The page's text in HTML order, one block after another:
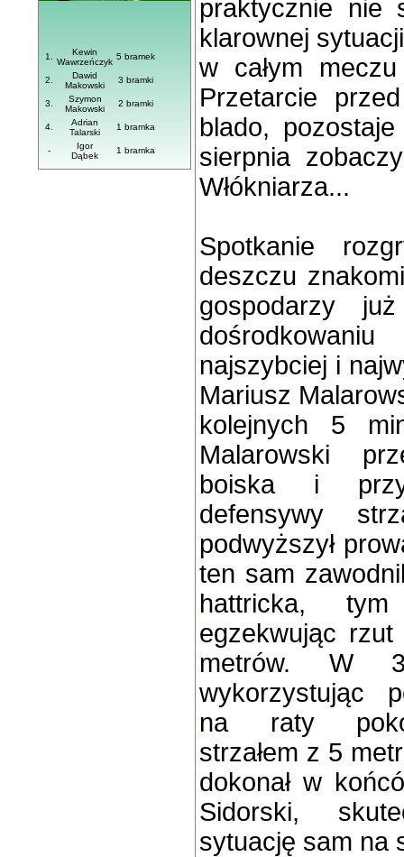
1.
Kewin
Wawrzeńczyk
5 bramek
2.
Dawid
Makowski
3 bramki
3.
Szymon
Makowski
2 bramki
4.
Adrian
Talarski
1 bramka
-
Igor
Dąbek
1 bramka
praktycznie nie
klarownej
w całym
Przetarcie
blado,
sierpnia
Włókniarza...
Spotkanie
deszczu
gospodarzy
najszybciej i
Mariusz
kolejnych 5
Malarowski
boiska i
defensywy
podwyższył
ten sam
hattricka,
egzekwując rzut
metrów. W
wykorzystując
na raty
strzałem z 5
dokonał w
Sidorski,
sytuację sam na